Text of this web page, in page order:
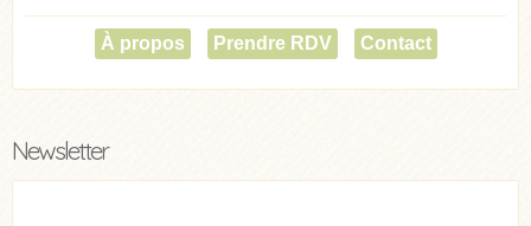
À propos Prendre RDV Contact
Newsletter